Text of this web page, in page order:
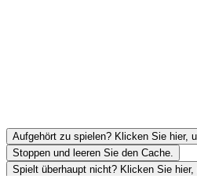
Aufgehört zu spielen? Klicken Sie hier,
Stoppen und leeren Sie den Cache.
Spielt überhaupt nicht? Klicken Sie